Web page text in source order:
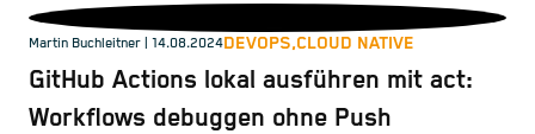
Martin Buchleitner | 14.08.2024DEVOPS,CLOUD NATIVE
GitHub Actions lokal ausführen mit act:
Workflows debuggen ohne Push